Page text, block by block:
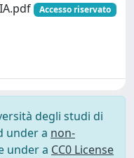
Accesso riservato
degli studi di
under a non-
under a CC0 License